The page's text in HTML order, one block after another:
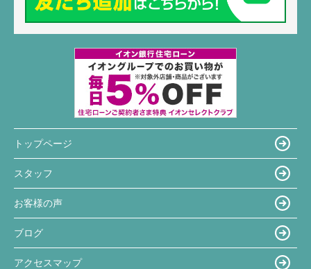
トップページ
スタッフ
お客様の声
ブログ
アクセスマップ